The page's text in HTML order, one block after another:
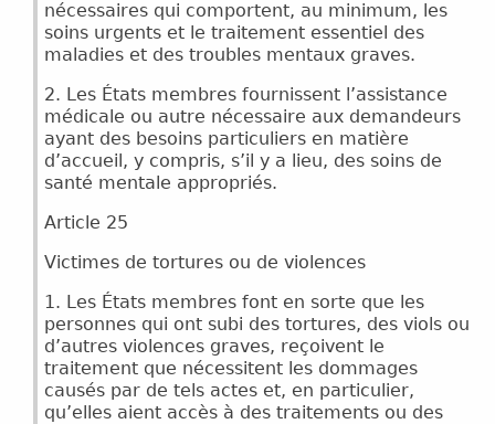
nécessaires qui comportent, au minimum, les
soins urgents et le traitement essentiel des
maladies et des troubles mentaux graves.
2. Les États membres fournissent l’assistance
médicale ou autre nécessaire aux demandeurs
ayant des besoins particuliers en matière
d’accueil, y compris, s’il y a lieu, des soins de
santé mentale appropriés.
Article 25
Victimes de tortures ou de violences
1. Les États membres font en sorte que les
personnes qui ont subi des tortures, des viols ou
d’autres violences graves, reçoivent le
traitement que nécessitent les dommages
causés par de tels actes et, en particulier,
qu’elles aient accès à des traitements ou des